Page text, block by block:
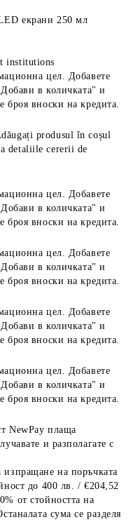
екрани 250 мл
institutions
цел. Добавете
в количката" и
броя вноски на кредита.
produsul în coșul
detaliile cererii de
цел. Добавете
в количката" и
броя вноски на кредита.
цел. Добавете
в количката" и
броя вноски на кредита.
цел. Добавете
в количката" и
броя вноски на кредита.
цел. Добавете
в количката" и
броя вноски на кредита.
NewPay плаща
и разполагате с
на поръчката
до 400 лв. / €204,52
от стойността на
сума се разделя